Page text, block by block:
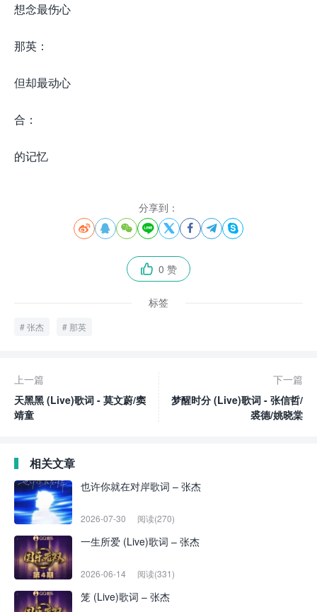
想念最伤心
那英：
但却最动心
合：
的记忆
分享到：
       
 0 赞
标签
张杰 那英
上一篇
天黑黑 (Live)歌词 - 莫文蔚/窦
靖童
下一篇
梦醒时分 (Live)歌词 - 张信哲/
裘德/姚晓棠
相关文章
也许你就在对岸歌词 – 张杰
2026-07-30 阅读(270)
一生所爱 (Live)歌词 – 张杰
2026-06-14 阅读(331)
笼 (Live)歌词 – 张杰